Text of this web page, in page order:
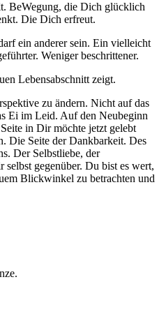
BeWegung, die Dich glücklich
Die Dich erfreut.
ein anderer sein. Ein vielleicht
Weniger beschrittener.
Lebensabschnitt zeigt.
zu ändern. Nicht auf das
Ei im Leid. Auf den Neubeginn
in Dir möchte jetzt gelebt
Die Seite der Dankbarkeit. Des
Der Selbstliebe, der
gegenüber. Du bist es wert,
Blickwinkel zu betrachten und